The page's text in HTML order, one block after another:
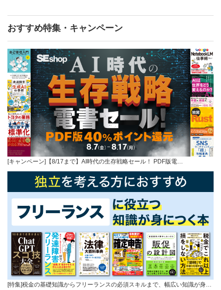
おすすめ特集・キャンペーン
[キャンペーン]【8/17まで】AI時代の生存戦略セール！ PDF版電…
[特集]税金の基礎知識からフリーランスの必須スキルまで、幅広い知識が身…